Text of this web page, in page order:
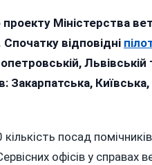
Міністерства
відповідні
Львівській
Закарпатська,
посад помічників
офісів у справах